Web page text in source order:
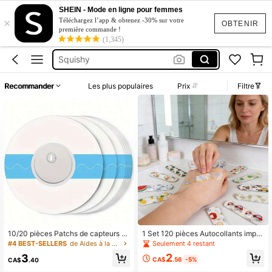
OBTENIR
×
SHEIN - Mode en ligne pour femmes
Téléchargez l’app & obtenez -30% sur votre
première commande !
(1,345)
Robe Femme été
Diabetes
Squishy
Maillot De Bain Femme
Robe Femme été
Diabetes
Recommander Les plus populaires Prix Filtre
10/20 pièces Patchs de capteurs Fr
eestyle et Libre 3 : Imperméable, po
ns latex
#4 BEST-SELLERS de Aides à la mobilité et à la vie quotidienne
CA$3.40
1 Set 120 pièces Autocollants imper
méables à motif de dessin animé
Seulement 4 restant
CA$2.56 -5%